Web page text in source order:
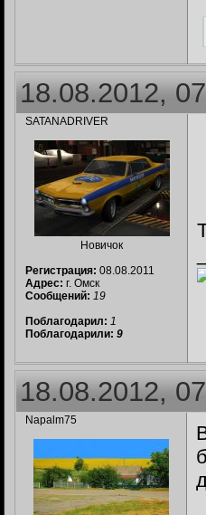
18.08.2012,
SATANADRIVER
Новичок
Регистрация: 08.08.2011
Адрес: г. Омск
Сообщений: 19
Поблагодарил: 1
Поблагодарили: 9
18.08.2012,
Napalm75